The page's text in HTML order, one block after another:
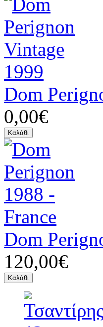
Dom
0,00€
Dom
120,00€